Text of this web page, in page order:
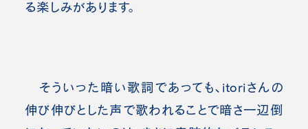
る楽しみがあります。
そういった暗い歌詞であっても、itoriさんの
伸び伸びとした声で歌われることで暗さ一辺倒